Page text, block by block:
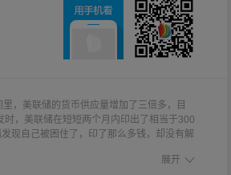
，美联储的货币供应量增加了三倍多，目
，美联储在短短两个月内印出了相当于300
现自己被困住了，印了那么多钱，却没有解
前理事的工作经历，娓娓道来量化宽松如
展开